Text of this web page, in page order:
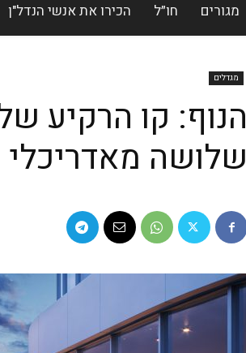
מגורים חו״ל הכירו את אנשי הנדל"ן
מגדלים
הנוף: קו הרקיע
שלושה